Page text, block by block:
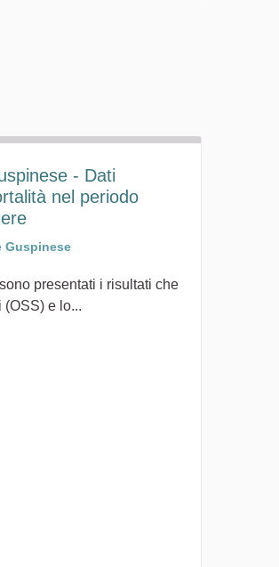
- Dati
nel periodo
Guspinese
presentati i risultati che
e lo...